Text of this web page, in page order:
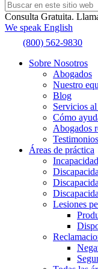
Consulta Gratuita.
We speak English
(800) 562-9830
Sobre Nosotros
Abogados
Nuestro
Blog
Servicios
Cómo
Abogados
Testimonios
Áreas de práctica
Lesiones